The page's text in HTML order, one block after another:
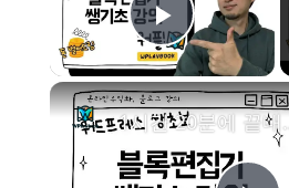
Play
1시간 20분에 끝내는 워